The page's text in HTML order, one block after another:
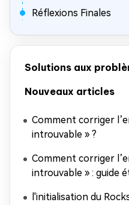
Réflexions Finales
Solutions aux
Nouveaux articles
Comment corriger
introuvable » ?
Comment corriger
introuvable » : guide
l'initialisation du